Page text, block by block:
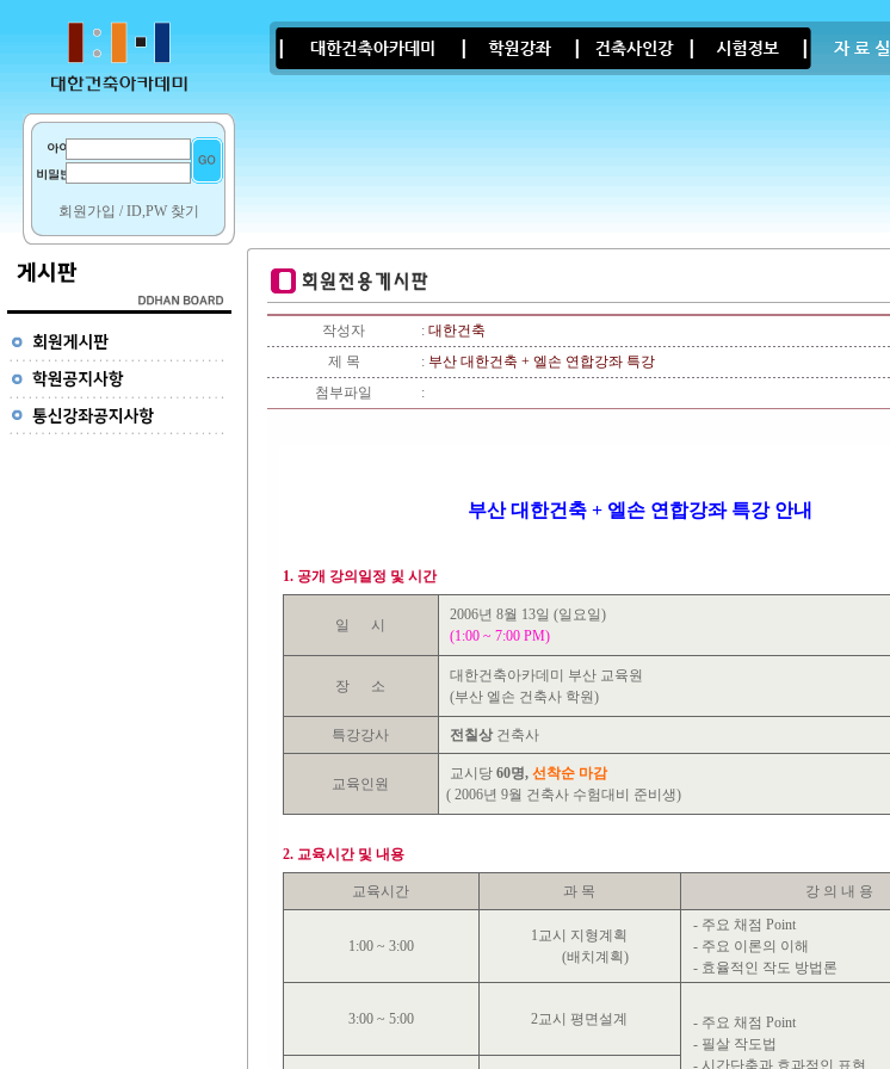
회원가입 /ID,PW 찾기
작성자 : 대한건축
제 목
: 부산 대한건축 + 엘손 연합강좌 특강
첨부파일
:
부산 대한건축 + 엘손 연합강좌 특강 안내
1. 공개 강의일정 및 시간
일 시
2006년 8월 13일 (일요일)
(1:00 ~ 7:00 PM)
장 소
대한건축아카데미 부산 교육원
(부산 엘손 건축사 학원)
특강강사 전칠상 건축사
교육인원
교시당60명, 선착순 마감
( 2006년 9월 건축사 수험대비 준비생)
2. 교육시간 및 내용
교육시간 과 목 강 의 내 용
1:00 ~ 3:00
1교시 지형계획
(배치계획)
- 주요 채점 Point
- 주요 이론의 이해
- 효율적인 작도 방법론
3:00 ~ 5:00 2교시 평면설계
- 주요 채점 Point
- 필살 작도법
- 시간단축과 효과적인 표현